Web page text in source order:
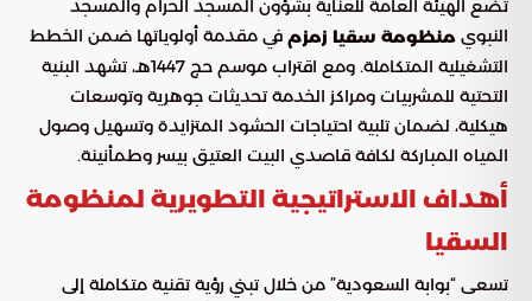
تضع الهيئة العامة للعناية بشؤون المسجد الحرام والمسجد
النبوي منظومة سقيا زمزم في مقدمة أولوياتها ضمن الخطط
التشغيلية المتكاملة. ومع اقتراب موسم حج 1447هـ، تشهد البنية
التحتية للمشربيات ومراكز الخدمة تحديثات جوهرية وتوسعات
هيكلية، لضمان تلبية احتياجات الحشود المتزايدة وتسهيل وصول
المياه المباركة لكافة قاصدي البيت العتيق بيسر وطمأنينة.
أهداف الاستراتيجية التطويرية لمنظومة
السقيا
تسعى “بوابة السعودية” من خلال تبني رؤية تقنية متكاملة إلى